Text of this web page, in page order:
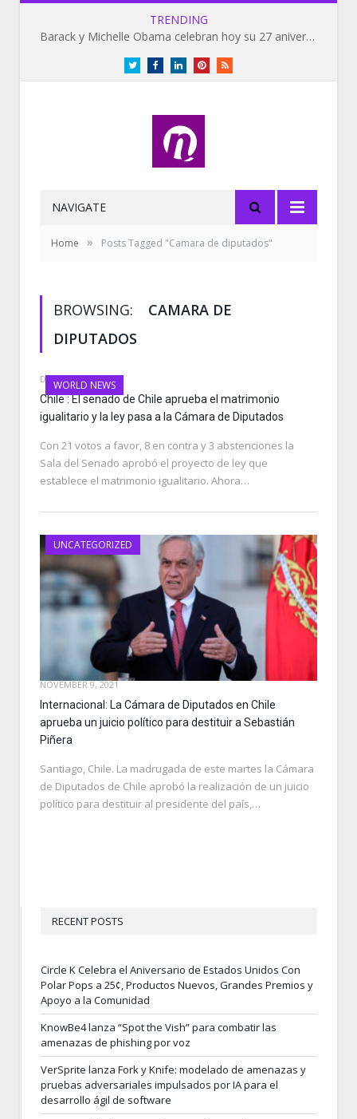
TRENDING
Barack y Michelle Obama celebran hoy su 27 aniversario de bodas
TwitterFacebookLinkedInPinterestRSS
NAVIGATE
Home » Posts Tagged "Camara de diputados"
BROWSING:
CAMARA DE
DIPUTADOS
WORLD NEWS
DECEMBER 7, 2021
Chile : El senado de Chile aprueba el matrimonio
igualitario y la ley pasa a la Cámara de Diputados
Con 21 votos a favor, 8 en contra y 3 abstenciones la
Sala del Senado aprobó el proyecto de ley que
establece el matrimonio igualitario. Ahora…
UNCATEGORIZED
NOVEMBER 9, 2021
Internacional: La Cámara de Diputados en Chile
aprueba un juicio político para destituir a Sebastián
Piñera
Santiago, Chile. La madrugada de este martes la Cámara
de Diputados de Chile aprobó la realización de un juicio
político para destituir al presidente del país,…
RECENT POSTS
Circle K Celebra el Aniversario de Estados Unidos Con
Polar Pops a 25¢, Productos Nuevos, Grandes Premios y
Apoyo a la Comunidad
KnowBe4 lanza “Spot the Vish” para combatir las
amenazas de phishing por voz
VerSprite lanza Fork y Knife: modelado de amenazas y
pruebas adversariales impulsados por IA para el
desarrollo ágil de software